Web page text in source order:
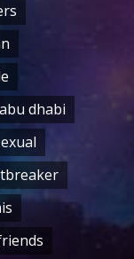
dhabi
exual